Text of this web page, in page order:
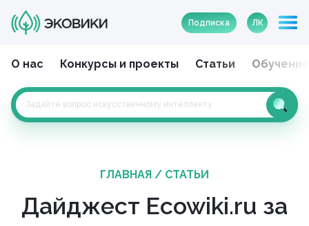
Подписка ЛК
О нас Конкурсы и проекты Статьи Обучение
ГЛАВНАЯ / СТАТЬИ
Дайджест Ecowiki.ru за